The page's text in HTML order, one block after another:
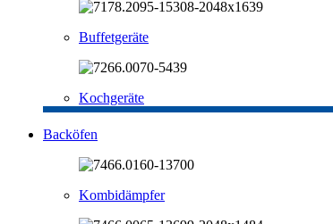
Buffetgeräte
Kochgeräte
Backöfen
Kombidämpfer